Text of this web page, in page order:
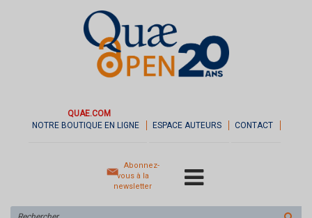
QUAE.COM
NOTRE BOUTIQUE EN LIGNE
ESPACE AUTEURS CONTACT
Abonnez-
vous à la
newsletter